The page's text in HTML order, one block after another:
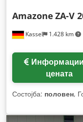
Kassel 1.428 km
Amazone ZA-V
цената
Состојба: половен,